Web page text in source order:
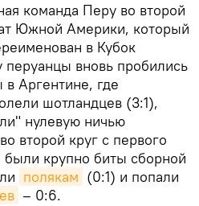
команда Перу во второй
Южной Америки, который
в Кубок
вновь пробились
в Аргентине, где
шотландцев (3:1),
нулевую ничью
второй круг с первого
крупно биты сборной
полякам (0:1) и попали
– 0:6.